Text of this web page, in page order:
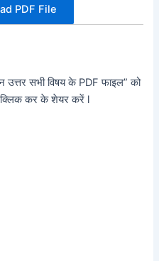
PDF File
सभी विषय के PDF फाइल” को
क्लिक कर के शेयर करें l